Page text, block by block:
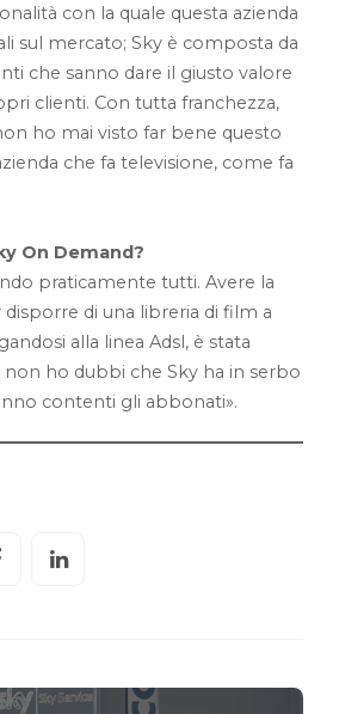
con la quale questa azienda
sul mercato; Sky è composta da
che sanno dare il giusto valore
clienti. Con tutta franchezza,
ho mai visto far bene questo
che fa televisione, come fa
On Demand?
praticamente tutti. Avere la
di una libreria di film a
alla linea Adsl, è stata
non ho dubbi che Sky ha in serbo
contenti gli abbonati».